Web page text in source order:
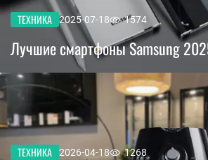
ТЕХНИКА 2025-07-18 1574
Лучшие смартфоны Samsung
ТЕХНИКА 2026-04-18 1268